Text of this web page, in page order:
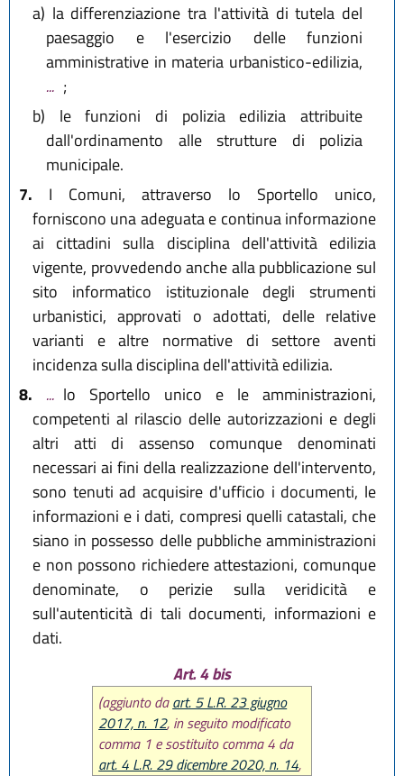
a) la differenziazione tra l'attività di tutela del
paesaggio e l'esercizio delle funzioni
amministrative in materia urbanistico-edilizia,
... ;
b) le funzioni di polizia edilizia attribuite
dall'ordinamento alle strutture di polizia
municipale.
7. I Comuni, attraverso lo Sportello unico,
forniscono una adeguata e continua informazione
ai cittadini sulla disciplina dell'attività edilizia
vigente, provvedendo anche alla pubblicazione sul
sito informatico istituzionale degli strumenti
urbanistici, approvati o adottati, delle relative
varianti e altre normative di settore aventi
incidenza sulla disciplina dell'attività edilizia.
8.
... lo Sportello unico e le amministrazioni,
competenti al rilascio delle autorizzazioni e degli
altri atti di assenso comunque denominati
necessari ai fini della realizzazione dell'intervento,
sono tenuti ad acquisire d'ufficio i documenti, le
informazioni e i dati, compresi quelli catastali, che
siano in possesso delle pubbliche amministrazioni
e non possono richiedere attestazioni, comunque
denominate, o perizie sulla veridicità e
sull'autenticità di tali documenti, informazioni e
dati.
Art. 4 bis
(aggiunto daart. 5 L.R. 23 giugno
2017, n. 12, in seguito modificato
comma 1 e sostituito comma 4 da
art. 4 L.R. 29 dicembre 2020, n. 14,